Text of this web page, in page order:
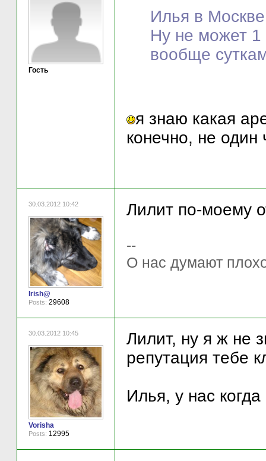
Гость
Илья в
Ну не может 1
вообще
я знаю какая
конечно, не
30.03.2012 10:42
Irish@
Posts: 29608
Лилит по-моему
--
О нас думают
30.03.2012 10:45
Vorisha
Posts: 12995
Лилит, ну я ж не
репутация тебе
Илья, у нас